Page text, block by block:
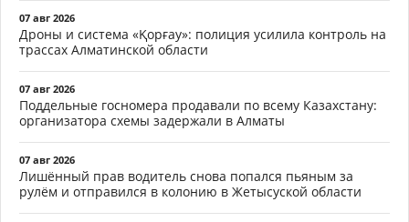
07 авг 2026
Дроны и система «Қорғау»: полиция усилила контроль на
трассах Алматинской области
07 авг 2026
Поддельные госномера продавали по всему Казахстану:
организатора схемы задержали в Алматы
07 авг 2026
Лишённый прав водитель снова попался пьяным за
рулём и отправился в колонию в Жетысуской области